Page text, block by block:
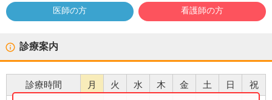
医師の方 看護師の方
診療案内
診療時間 月 火 水 木 金 土 日 祝